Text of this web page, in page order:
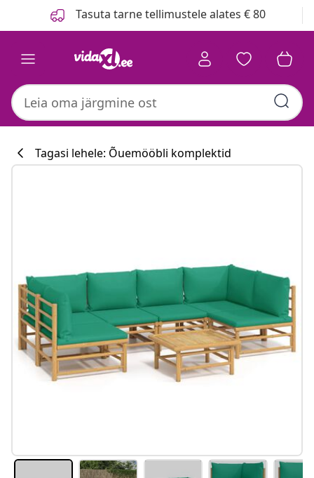
Tasuta tarne tellimustele alates € 80
#sharemevidaxl
Tagasi lehele: Õuemööbli komplektid